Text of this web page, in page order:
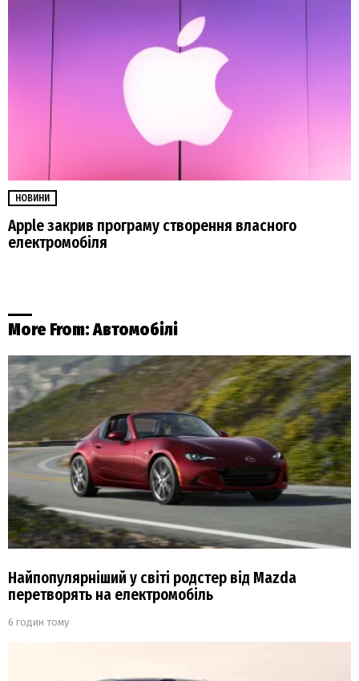
НОВИНИ
Apple закрив програму створення власного
електромобіля
More From:Автомобілі
Найпопулярніший у світі родстер від Mazda
перетворять на електромобіль
6 годин тому